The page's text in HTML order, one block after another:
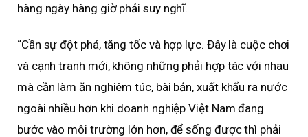
hàng ngày hàng giờ phải suy nghĩ.
“Cần sự đột phá, tăng tốc và hợp lực. Đây là cuộc chơi
và cạnh tranh mới, không những phải hợp tác với nhau
mà cần làm ăn nghiêm túc, bài bản, xuất khẩu ra nước
ngoài nhiều hơn khi doanh nghiệp Việt Nam đang
bước vào môi trường lớn hơn, để sống được thì phải